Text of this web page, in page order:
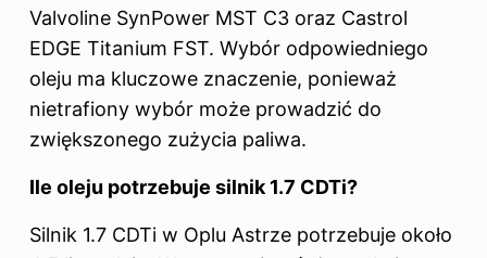
Valvoline SynPower MST C3 oraz Castrol
EDGE Titanium FST. Wybór odpowiedniego
oleju ma kluczowe znaczenie, ponieważ
nietrafiony wybór może prowadzić do
zwiększonego zużycia paliwa.
Ile oleju potrzebuje silnik 1.7 CDTi?
Silnik 1.7 CDTi w Oplu Astrze potrzebuje około